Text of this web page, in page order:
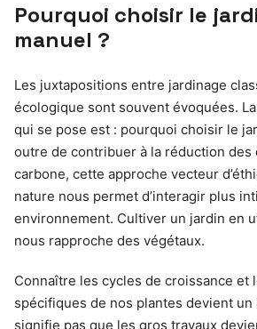
Pourquoi choisir le
manuel ?
Les juxtapositions entre jardinage
écologique sont souvent évoquées.
qui se pose est : pourquoi choisir le
outre de contribuer à la réduction des
carbone, cette approche vecteur
nature nous permet d’interagir plus
environnement. Cultiver un jardin en
nous rapproche des végétaux.
Connaître les cycles de croissance et
spécifiques de nos plantes devient un
signifie pas que les gros travaux